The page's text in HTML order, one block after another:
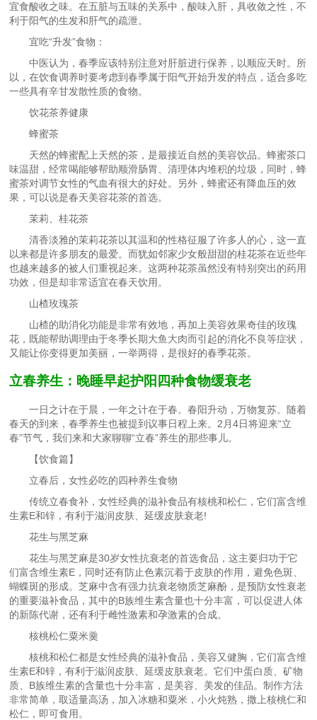
宜食酸收之味。在五脏与五味的关系中，酸味入肝，具收敛之性，不
利于阳气的生发和肝气的疏泄。
宜吃“升发”食物：
中医认为，春季应该特别注意对肝脏进行保养，以顺应天时。所
以，在饮食调养时要考虑到春季属于阳气开始升发的特点，适合多吃
一些具有辛甘发散性质的食物。
饮花茶养健康
蜂蜜茶
天然的蜂蜜配上天然的茶，是最接近自然的美容饮品。蜂蜜茶口
味温甜，经常喝能够帮助顺滑肠胃、清理体内堆积的垃圾，同时，蜂
蜜茶对调节女性的气血有很大的好处。另外，蜂蜜还有降血压的效
果，可以说是春天美容花茶的首选。
茉莉、桂花茶
清香淡雅的茉莉花茶以其温和的性格征服了许多人的心，这一直
以来都是许多朋友的最爱。而犹如邻家少女般甜甜的桂花茶在近些年
也越来越多的被人们重视起来。这两种花茶虽然没有特别突出的药用
功效，但是却非常适宜在春天饮用。
山楂玫瑰茶
山楂的助消化功能是非常有效地，再加上美容效果奇佳的玫瑰
花，既能帮助调理由于冬季长期大鱼大肉而引起的消化不良等症状，
又能让你变得更加美丽，一举两得，是很好的春季花茶。
立春养生：晚睡早起护阳四种食物缓衰老
一日之计在于晨，一年之计在于春。春阳升动，万物复苏。随着
春天的到来，春季养生也被提到议事日程上来。2月4日将迎来“立
春”节气，我们来和大家聊聊“立春”养生的那些事儿。
【饮食篇】
立春后，女性必吃的四种养生食物
传统立春食补，女性经典的滋补食品有核桃和松仁，它们富含维
生素E和锌，有利于滋润皮肤、延缓皮肤衰老!
花生与黑芝麻
花生与黑芝麻是30岁女性抗衰老的首选食品，这主要归功于它
们富含维生素E，同时还有防止色素沉着于皮肤的作用，避免色斑、
蝴蝶斑的形成。芝麻中含有强力抗衰老物质芝麻酚，是预防女性衰老
的重要滋补食品，其中的B族维生素含量也十分丰富，可以促进人体
的新陈代谢，还有利于雌性激素和孕激素的合成。
核桃松仁粟米羹
核桃和松仁都是女性经典的滋补食品，美容又健胸，它们富含维
生素E和锌，有利于滋润皮肤、延缓皮肤衰老。它们中蛋白质、矿物
质、B族维生素的含量也十分丰富，是美容、美发的佳品。制作方法
非常简单，取适量高汤，加入冰糖和粟米，小火炖熟，撒上核桃仁和
松仁，即可食用。